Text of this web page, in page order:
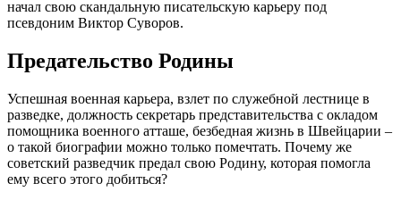
начал свою скандальную писательскую карьеру под
псевдоним Виктор Суворов.
Предательство Родины
Успешная военная карьера, взлет по служебной лестнице в
разведке, должность секретарь представительства с окладом
помощника военного атташе, безбедная жизнь в Швейцарии –
о такой биографии можно только помечтать. Почему же
советский разведчик предал свою Родину, которая помогла
ему всего этого добиться?